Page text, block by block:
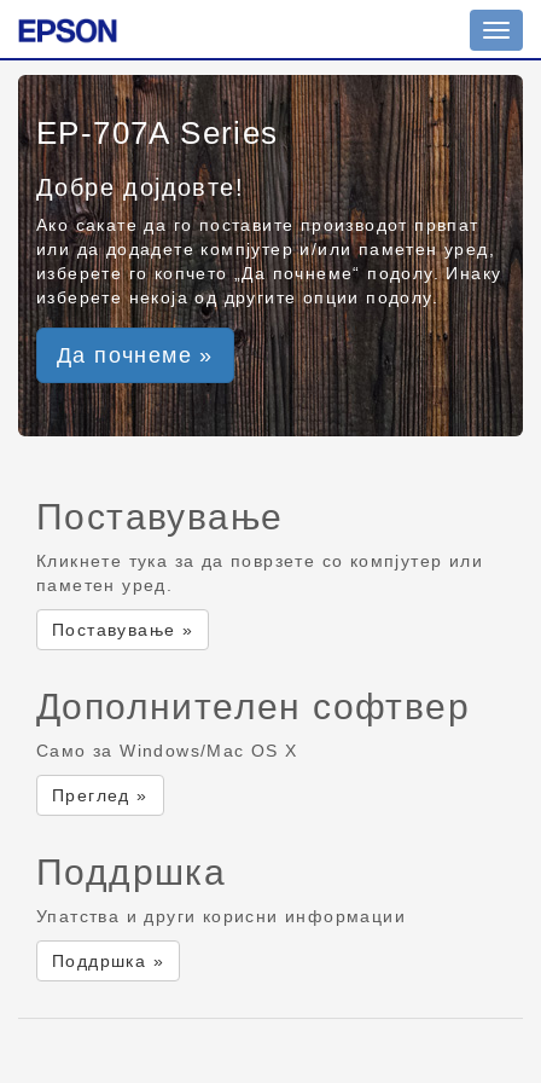
EP-707A Series
Добре дојдовте!
Ако сакате да го поставите производот првпат
или да додадете компјутер и/или паметен уред,
изберете го копчето „Да почнеме“ подолу. Инаку
изберете некоја од другите опции подолу.
Да почнеме »
Поставување
Кликнете тука за да поврзете со компјутер или
паметен уред.
Поставување »
Дополнителен софтвер
Само за Windows/Mac OS X
Преглед »
Поддршка
Упатства и други корисни информации
Поддршка »